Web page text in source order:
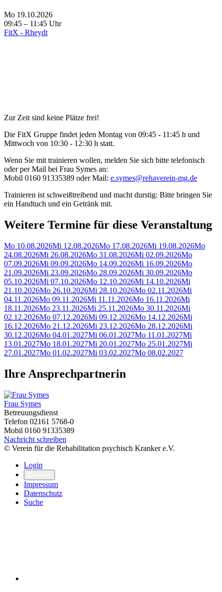
Mo 19.10.2026
09:45 – 11:45 Uhr
FitX - Rheydt
Zur Zeit sind keine Plätze frei!
Die FitX Gruppe findet jeden Montag von 09:45 - 11:45 h und
Mittwoch von 10:30 - 12:30 h statt.
Wenn Sie mit trainieren wollen, melden Sie sich bitte telefonisch
oder per Mail bei Frau Symes an:
Mobil 0160 91335389 oder Mail: e.symes@rehaverein-mg.de
Trainieren ist schweißtreibend und macht durstig: Bitte bringen Sie
ein Handtuch und ein Getränk mit.
Weitere Termine für diese Veranstaltung
Mo 10.08.2026Mi 12.08.2026Mo 17.08.2026Mi 19.08.2026Mo
24.08.2026Mi 26.08.2026Mo 31.08.2026Mi 02.09.2026Mo
07.09.2026Mi 09.09.2026Mo 14.09.2026Mi 16.09.2026Mo
21.09.2026Mi 23.09.2026Mo 28.09.2026Mi 30.09.2026Mo
05.10.2026Mi 07.10.2026Mo 12.10.2026Mi 14.10.2026Mi
21.10.2026Mo 26.10.2026Mi 28.10.2026Mo 02.11.2026Mi
04.11.2026Mo 09.11.2026Mi 11.11.2026Mo 16.11.2026Mi
18.11.2026Mo 23.11.2026Mi 25.11.2026Mo 30.11.2026Mi
02.12.2026Mo 07.12.2026Mi 09.12.2026Mo 14.12.2026Mi
16.12.2026Mo 21.12.2026Mi 23.12.2026Mo 28.12.2026Mi
30.12.2026Mo 04.01.2027Mi 06.01.2027Mo 11.01.2027Mi
13.01.2027Mo 18.01.2027Mi 20.01.2027Mo 25.01.2027Mi
27.01.2027Mo 01.02.2027Mi 03.02.2027Mo 08.02.2027
Ihre Ansprechpartnerin
Frau Symes
Betreuungsdienst
Telefon 02161 5768-0
Mobil 0160 91335389
Nachricht schreiben
© Verein für die Rehabilitation psychisch Kranker e.V.
Login
Impressum
Datenschutz
Suche